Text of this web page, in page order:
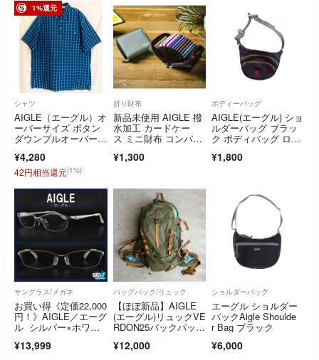
1%還元
シャツ
AIGLE（エーグル）オ
ーバーサイズ ボタン
ダウンプルオーバーシ
¥4,280
42円相当還元(1%)
折り財布
新品未使用 AIGLE 撥
水加工 カードケー
ス ミニ財布 コンパク
¥1,300
ボディーバッグ
AIGLE(エーグル) ショ
ルダーバッグ ブラッ
ク ボディバッグ ロゴ
¥1,800
サングラス/メガネ
お買い得《定価22,000
円！》AIGLE／エーグ
ル シルバー×ホワイ
¥13,999
バッグパック/リュック
【ほぼ新品】AIGLE
(エーグル)リュックVE
RDON25バックパック
¥12,000
ショルダーバッグ
エーグル ショルダー
バックAigle Shoulde
r Bag ブラック
¥6,000